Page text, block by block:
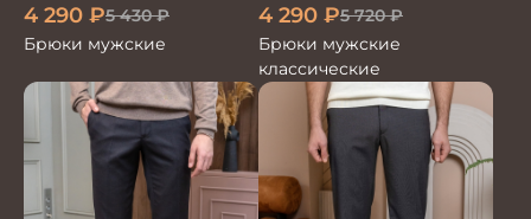
4 290 ₽5 430₽
Брюки мужские
4 290 ₽5 720₽
Брюки мужские
классические